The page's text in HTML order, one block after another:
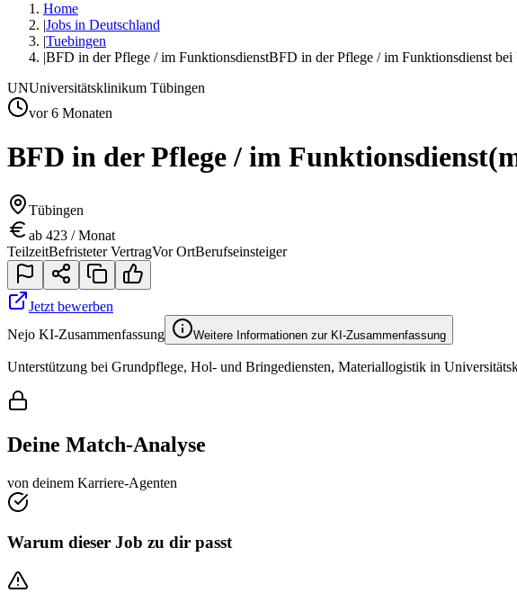
Home
|Jobs in Deutschland
|Tuebingen
|BFD in der Pflege / im FunktionsdienstBFD in der Pflege / im Funktionsdienst bei
UNUniversitätsklinikum Tübingen
vor 6 Monaten
BFD in der Pflege / im Funktionsdienst
Tübingen
ab 423 / Monat
TeilzeitBefristeter VertragVor OrtBerufseinsteiger
Jetzt bewerben
Nejo KI-Zusammenfassung
Weitere Informationen zur KI-Zusammenfassung
Unterstützung bei Grundpflege, Hol- und Bringediensten, Materiallogistik in
Deine Match-Analyse
von deinem Karriere-Agenten
Warum dieser Job zu dir passt